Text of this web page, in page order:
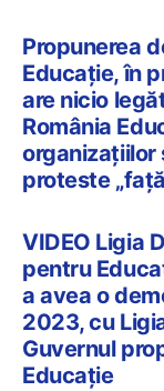
Propunerea
Educație, în
are nicio
România
organizațiilor
proteste
VIDEO Ligia
pentru
a avea o
2023, cu
Guvernul
Educație